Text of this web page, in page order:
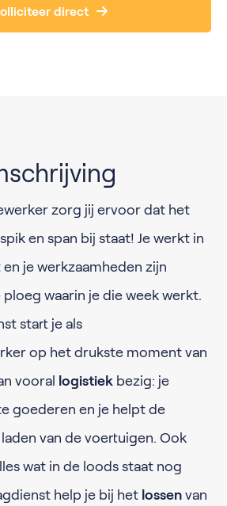
direct
zorg jij ervoor dat het
en span bij staat! Je werkt in
je werkzaamheden zijn
ploeg waarin je die week werkt.
start je als
op het drukste moment van
vooral logistiek bezig: je
goederen en je helpt de
van de voertuigen. Ook
wat in de loods staat nog
help je bij het lossen van